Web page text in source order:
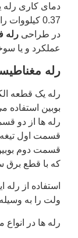
0.37 کیلووات را راه اندازی کرد اما معمولا برای راه اندازی موتور از کنتاکتورها استفاده می شود.
در طراحی رله
عملکرد و یا
رله
رله یک قطعه
بوبین استفاده
رله ها از دو
قسمت اول تیغه
قسمت دوم
که با قطع برق
ولت را به وسیله میکرو کنترلر که
رله ها در